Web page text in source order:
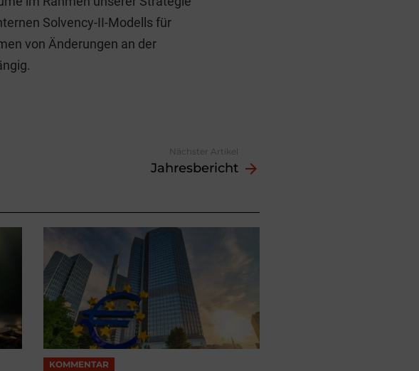
Solvency-II-Modells für
von Änderungen an der
Nächster Artikel
Jahresbericht
KOMMENTAR